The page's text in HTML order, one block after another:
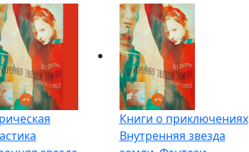
Книги о приключениях
Внутренняя звезда